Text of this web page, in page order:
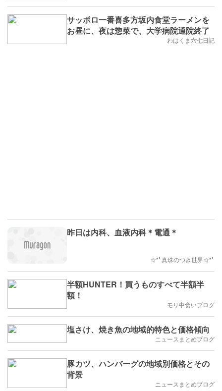
サッポロ一番喜多方坂内食堂ラーメンを
お昼に、夜は惣菜で、大学病院通院終了
わはくま六七日記
昨日は内科、血液内科＊電通＊
☆*ﾟ真珠のつき世界☆*ﾟ
半額HUNTER！買うものすべて半額半
額！
モリ中食いブログ
塩さけ、焼き魚の地域的特色と価格傾向
ニュースまとめブログ
豚カツ、ハンバーグの地域別価格とその
背景
ニュースまとめブログ